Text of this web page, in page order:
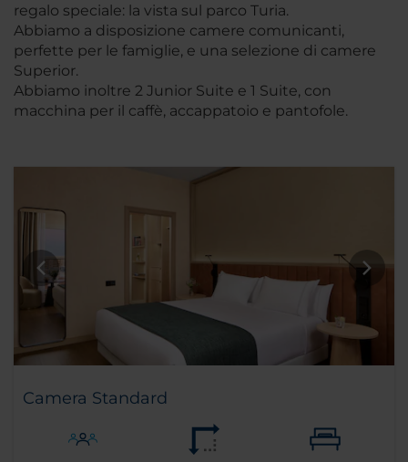
regalo speciale: la vista sul parco Turia.
Abbiamo a disposizione camere comunicanti,
perfette per le famiglie, e una selezione di camere
Superior.
Abbiamo inoltre 2 Junior Suite e 1 Suite, con
macchina per il caffè, accappatoio e pantofole.
Camera Standard